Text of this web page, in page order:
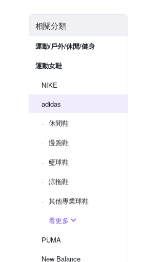
相關分類
運動/戶外/休閒/健身
運動女鞋
NIKE
adidas
休閒鞋
慢跑鞋
籃球鞋
涼拖鞋
其他專業球鞋
看更多
PUMA
New Balance